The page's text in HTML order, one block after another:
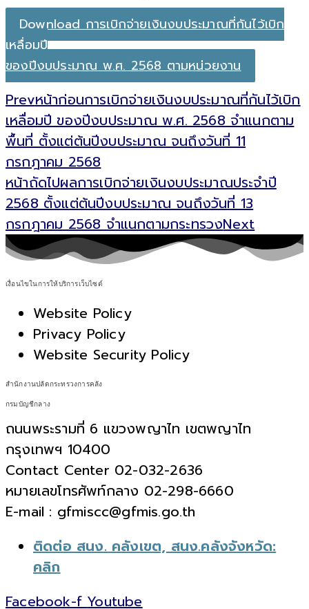
Download การเบิกจ่ายเงินงบประมาณที่กันไว้เบิก
เหลื่อมปี
ของปีงบประมาณ พ.ศ. 2568 ตามหน่วยงาน
Prevหน้าก่อนการเบิกจ่ายเงินงบประมาณที่กันไว้เบิก
เหลื่อมปี ของปีงบประมาณ พ.ศ. 2568 จำแนกตาม
พื้นที่ ตั้งแต่ต้นปีงบประมาณ จนถึงวันที่ 11
กรกฎาคม 2568
หน้าถัดไปผลการเบิกจ่ายเงินงบประมาณประจำปี
2568 ตั้งแต่ต้นปีงบประมาณ จนถึงวันที่ 13
กรกฎาคม 2568 จำแนกตามกระทรวงNext
เงื่อนไขในการให้บริการเว็บไซต์
Website Policy
Privacy Policy
Website Security Policy
สำนักงานปลัดกระทรวงการคลัง
กรมบัญชีกลาง
ถนนพระรามที่ 6 แขวงพญาไท เขตพญาไท
กรุงเทพฯ 10400
Contact Center 02-032-2636
หมายเลขโทรศัพท์กลาง 02-298-6660
E-mail : gfmiscc@gfmis.go.th
ติดต่อ สนง. คลังเขต, สนง.คลังจังหวัด:
คลิก
Facebook-f Youtube